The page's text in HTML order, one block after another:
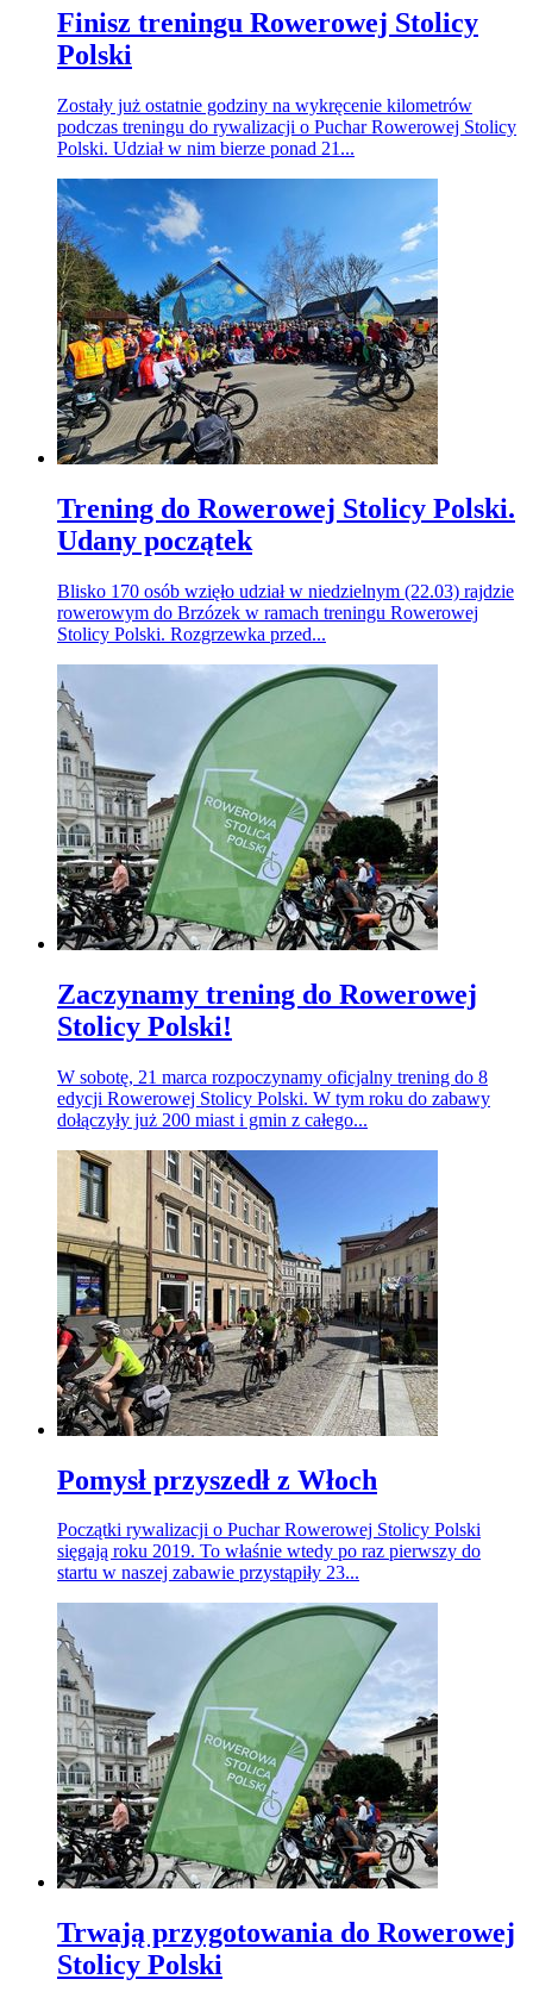
Finisz treningu Rowerowej Stolicy
Polski
Zostały już ostatnie godziny na wykręcenie kilometrów
podczas treningu do rywalizacji o Puchar Rowerowej Stolicy
Polski. Udział w nim bierze ponad 21...
Trening do Rowerowej Stolicy Polski.
Udany początek
Blisko 170 osób wzięło udział w niedzielnym (22.03) rajdzie
rowerowym do Brzózek w ramach treningu Rowerowej
Stolicy Polski. Rozgrzewka przed...
Zaczynamy trening do Rowerowej
Stolicy Polski!
W sobotę, 21 marca rozpoczynamy oficjalny trening do 8
edycji Rowerowej Stolicy Polski. W tym roku do zabawy
dołączyły już 200 miast i gmin z całego...
Pomysł przyszedł z Włoch
Początki rywalizacji o Puchar Rowerowej Stolicy Polski
sięgają roku 2019. To właśnie wtedy po raz pierwszy do
startu w naszej zabawie przystąpiły 23...
Trwają przygotowania do Rowerowej
Stolicy Polski